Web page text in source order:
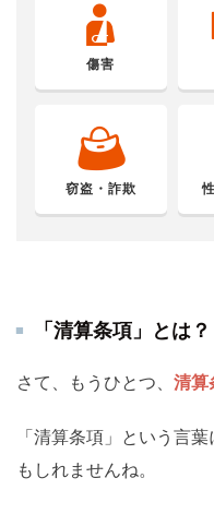
傷害
窃盗・詐欺
「清算条項」とは？
さて、もうひとつ、 清算
「清算条項」という言
もしれませんね。